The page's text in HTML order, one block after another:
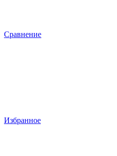
Сравнение
Избранное